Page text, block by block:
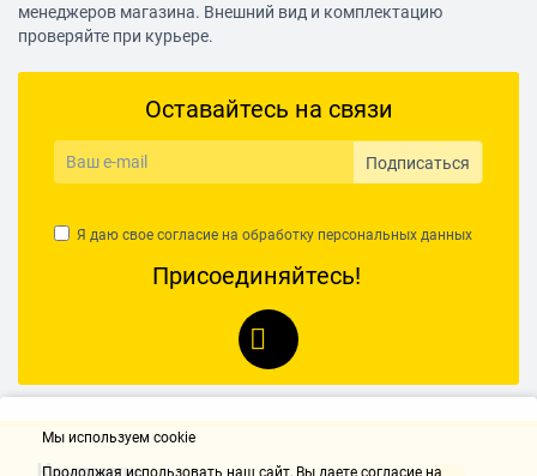
менеджеров магазина. Внешний вид и комплектацию
проверяйте при курьере.
Оставайтесь на связи
Подписаться
Я даю свое согласие на обработку персональных данных
Присоединяйтесь!
Мы используем cookie
Продолжая использовать наш cайт, Вы даете согласие на